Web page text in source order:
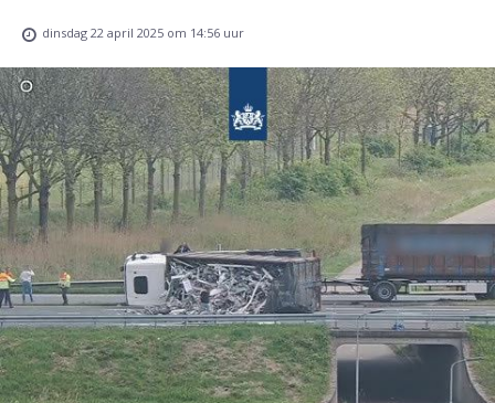
dinsdag 22 april 2025 om 14:56 uur